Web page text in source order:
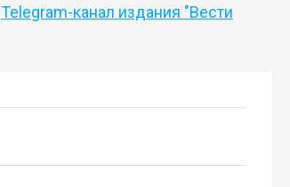
Telegram-канал издания "Вести